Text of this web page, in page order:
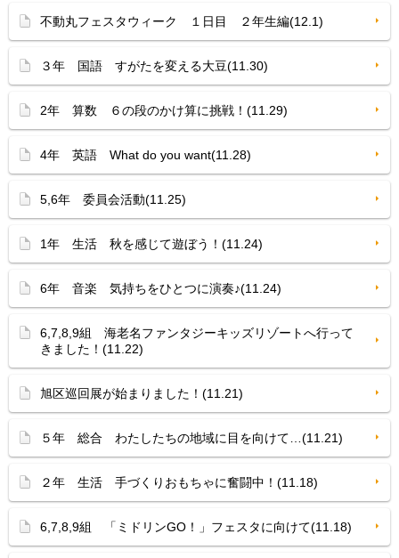
不動丸フェスタウィーク １日目 ２年生編(12.1)
３年 国語 すがたを変える大豆(11.30)
2年 算数 ６の段のかけ算に挑戦！(11.29)
4年 英語 What do you want(11.28)
5,6年 委員会活動(11.25)
1年 生活 秋を感じて遊ぼう！(11.24)
6年 音楽 気持ちをひとつに演奏♪(11.24)
6,7,8,9組 海老名ファンタジーキッズリゾートへ行って
きました！(11.22)
旭区巡回展が始まりました！(11.21)
５年 総合 わたしたちの地域に目を向けて…(11.21)
２年 生活 手づくりおもちゃに奮闘中！(11.18)
6,7,8,9組 「ミドリンGO！」フェスタに向けて(11.18)